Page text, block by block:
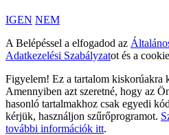
IGEN NEM
A Belépéssel a elfogadod az
Adatkezelési Szabályzatot és a
Figyelem! Ez a tartalom kiskorúakra
Amennyiben azt szeretné, hogy az
hasonló tartalmakhoz csak egyedi
kérjük, használjon szűrőprogramot.
további információk itt.